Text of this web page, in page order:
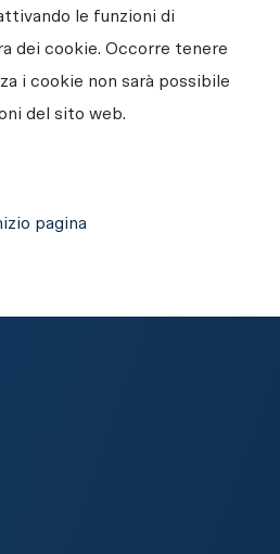
le funzioni di
dei cookie. Occorre tenere
i cookie non sarà possibile
del sito web.
pagina